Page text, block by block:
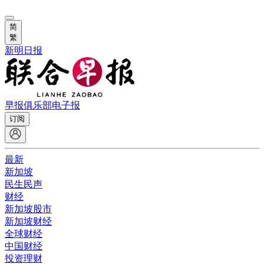
简
繁
新明日报
早报俱乐部电子报
订阅
最新
新加坡
民生民声
财经
新加坡股市
新加坡财经
全球财经
中国财经
投资理财